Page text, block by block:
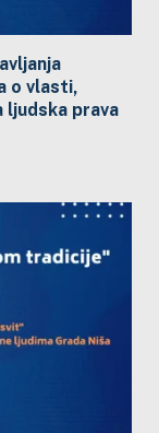
o vlasti,
prava